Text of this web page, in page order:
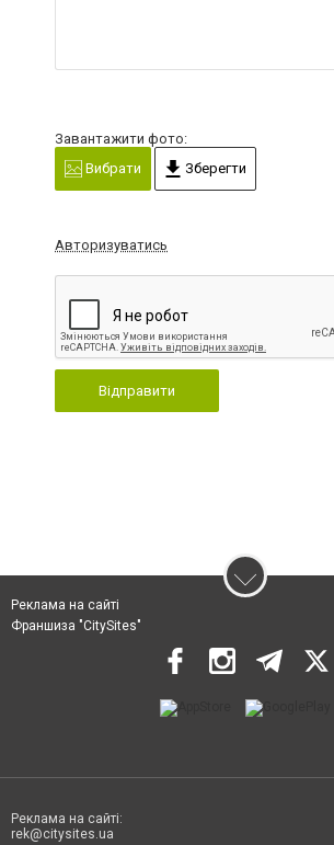
Завантажити фото:
Вибрати
Зберегти
Авторизуватись
Відправити
Реклама на сайті
Франшиза "CitySites"
Реклама на сайті:
rek@citysites.ua